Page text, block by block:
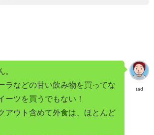
tad
。
ラなどの甘い飲み物を買ってな
ーツを買うでもない！
アウト含めて外食は、ほとんど